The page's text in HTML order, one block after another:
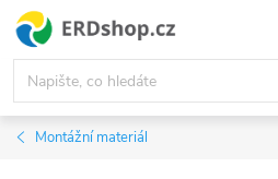
Přejít
obsah
Montážní materiál